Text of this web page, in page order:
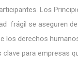
Los
frágil se aseguren
los derechos
clave para empresas